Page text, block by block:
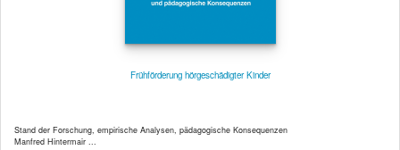
Frühförderung hörgeschädigter Kinder
Stand der Forschung, empirische Analysen, pädagogische Konsequenzen
Manfred Hintermair ...